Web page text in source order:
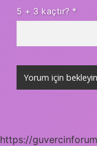
5 + 3 kaçtır? *
https://